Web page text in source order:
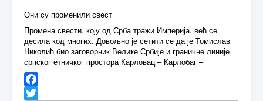
Они су променили свест
Промена свести, коју од Срба тражи Империја, већ се
десила код многих. Довољно је сетити се да је Томислав
Николић био заговорник Велике Србије и граничне линије
српског етничког простора Карловац – Карлобаг –
Facebook